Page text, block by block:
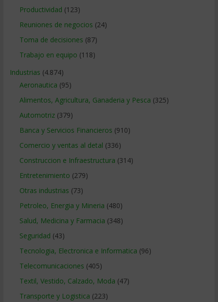
Productividad (123)
Reuniones de negocios (24)
Toma de decisiones (87)
Trabajo en equipo (118)
Industrias (4.874)
Aeronautica (95)
Alimentos, Agricultura, Ganaderia y Pesca (325)
Automotriz(379)
Banca y Servicios Financieros (910)
Comercio y ventas al detal (336)
Construccion e Infraestructura (314)
Entretenimiento (279)
Otras industrias (73)
Petroleo, Energia y Mineria (480)
Salud, Medicina y Farmacia (348)
Seguridad (43)
Tecnologia, Electronica e Informatica (96)
Telecomunicaciones (405)
Textil, Vestido, Calzado, Moda (47)
Transporte y Logistica (223)